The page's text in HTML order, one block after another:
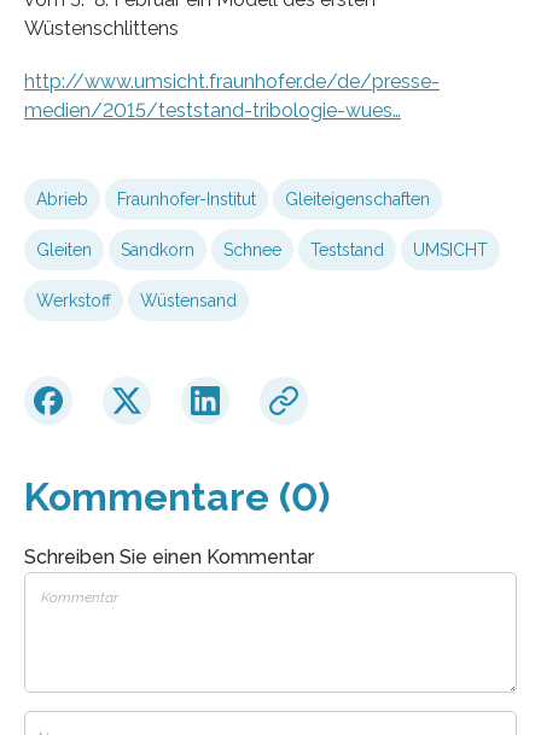
Wüstenschlittens
http://www.umsicht.fraunhofer.de/de/presse-
medien/2015/teststand-tribologie-wues…
Abrieb Fraunhofer-Institut Gleiteigenschaften
Gleiten Sandkorn Schnee Teststand UMSICHT
Werkstoff Wüstensand
Kommentare (0)
Schreiben Sie einen Kommentar